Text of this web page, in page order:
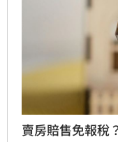
賣房賠售免報稅